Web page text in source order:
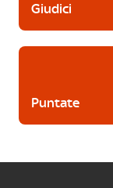
Giudici
Puntate